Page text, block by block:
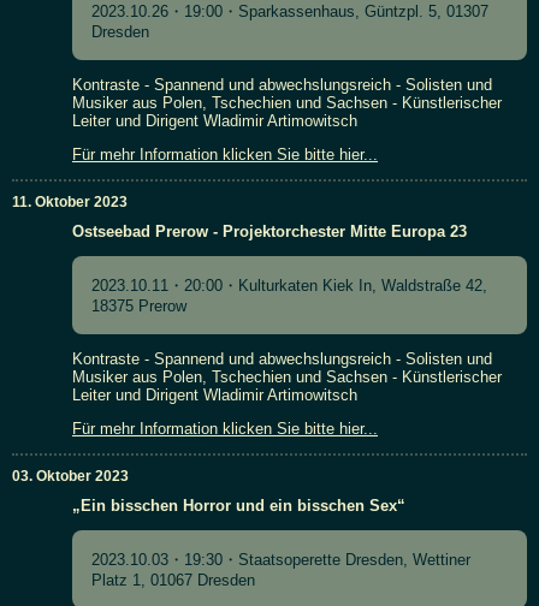
2023.10.26・19:00・Sparkassenhaus, Güntzpl. 5, 01307
Dresden
Kontraste - Spannend und abwechslungsreich - Solisten und
Musiker aus Polen, Tschechien und Sachsen - Künstlerischer
Leiter und Dirigent Wladimir Artimowitsch
Für mehr Information klicken Sie bitte hier...
11. Oktober 2023
Ostseebad Prerow - Projektorchester Mitte Europa 23
2023.10.11・20:00・Kulturkaten Kiek In, Waldstraße 42,
18375 Prerow
Kontraste - Spannend und abwechslungsreich - Solisten und
Musiker aus Polen, Tschechien und Sachsen - Künstlerischer
Leiter und Dirigent Wladimir Artimowitsch
Für mehr Information klicken Sie bitte hier...
03. Oktober 2023
„Ein bisschen Horror und ein bisschen Sex“
2023.10.03・19:30・Staatsoperette Dresden, Wettiner
Platz 1, 01067 Dresden